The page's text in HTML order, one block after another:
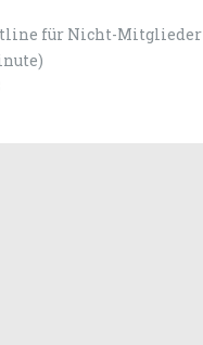
für Nicht-Mitglieder